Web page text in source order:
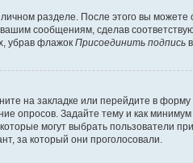
разделе. После этого вы можете
сообщениям, сделав
убрав флажок Присоединить подпись
на закладке или перейдите в форму
опросов. Задайте тему и как
могут выбрать
за который они проголосовали.